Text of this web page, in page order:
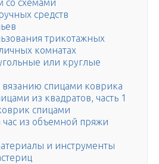
со схемами
средств
трикотажных
комнатах
или круглые
спицами коврика
из квадратов, часть 1
спицами
час из объемной пряжи
и инструменты